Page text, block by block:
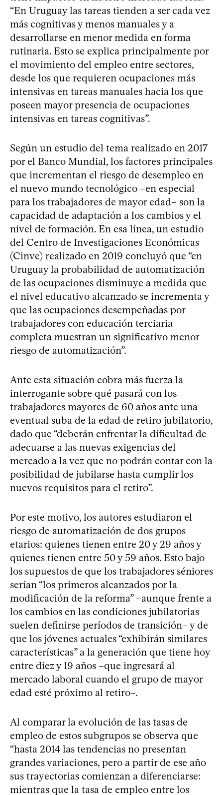
“En Uruguay las tareas tienden a ser cada vez
más cognitivas y menos manuales y a
desarrollarse en menor medida en forma
rutinaria. Esto se explica principalmente por
el movimiento del empleo entre sectores,
desde los que requieren ocupaciones más
intensivas en tareas manuales hacia los que
poseen mayor presencia de ocupaciones
intensivas en tareas cognitivas”.
Según un estudio del tema realizado en 2017
por el Banco Mundial, los factores principales
que incrementan el riesgo de desempleo en
el nuevo mundo tecnológico –en especial
para los trabajadores de mayor edad– son la
capacidad de adaptación a los cambios y el
nivel de formación. En esa línea, un estudio
del Centro de Investigaciones Económicas
(Cinve) realizado en 2019 concluyó que “en
Uruguay la probabilidad de automatización
de las ocupaciones disminuye a medida que
el nivel educativo alcanzado se incrementa y
que las ocupaciones desempeñadas por
trabajadores con educación terciaria
completa muestran un significativo menor
riesgo de automatización”.
Ante esta situación cobra más fuerza la
interrogante sobre qué pasará con los
trabajadores mayores de 60 años ante una
eventual suba de la edad de retiro jubilatorio,
dado que “deberán enfrentar la dificultad de
adecuarse a las nuevas exigencias del
mercado a la vez que no podrán contar con la
posibilidad de jubilarse hasta cumplir los
nuevos requisitos para el retiro”.
Por este motivo, los autores estudiaron el
riesgo de automatización de dos grupos
etarios: quienes tienen entre 20 y 29 años y
quienes tienen entre 50 y 59 años. Esto bajo
los supuestos de que los trabajadores séniores
serían “los primeros alcanzados por la
modificación de la reforma” –aunque frente a
los cambios en las condiciones jubilatorias
suelen definirse períodos de transición– y de
que los jóvenes actuales “exhibirán similares
características” a la generación que tiene hoy
entre diez y 19 años –que ingresará al
mercado laboral cuando el grupo de mayor
edad esté próximo al retiro–.
Al comparar la evolución de las tasas de
empleo de estos subgrupos se observa que
“hasta 2014 las tendencias no presentan
grandes variaciones, pero a partir de ese año
sus trayectorias comienzan a diferenciarse:
mientras que la tasa de empleo entre los